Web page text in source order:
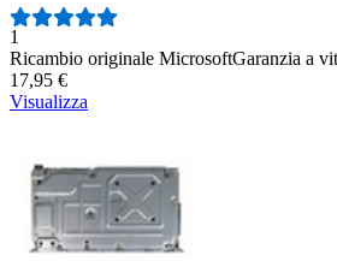
Numero di recensioni:
1
Ricambio originale MicrosoftGaranzia a
17,95 €
Visualizza